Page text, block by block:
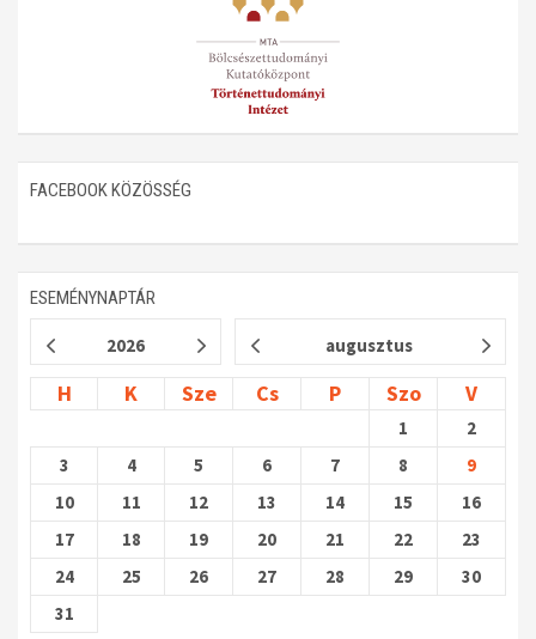
FACEBOOK KÖZÖSSÉG
ESEMÉNYNAPTÁR
2026 augusztus
H K Sze Cs P Szo V
1
2
3
4 5 6 7 8
9
10
11 12 13 14 15
16
17
18 19 20 21 22
23
24
25 26 27 28 29
30
31